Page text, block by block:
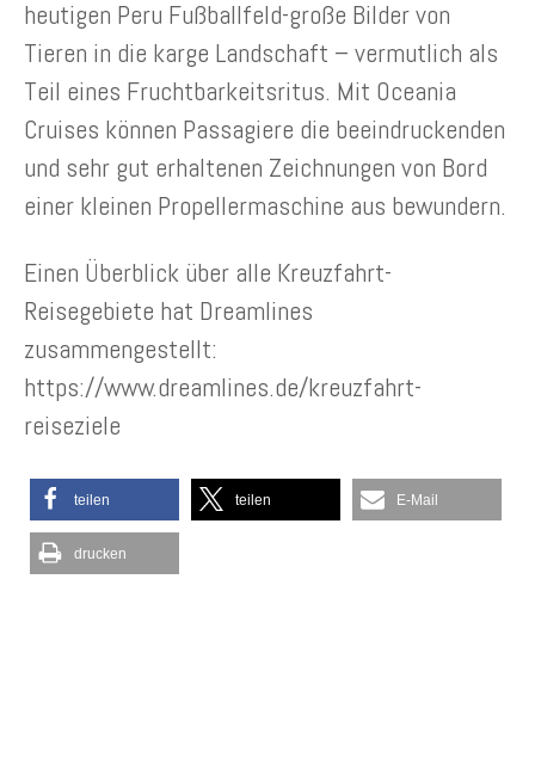
heutigen Peru Fußballfeld-große Bilder von
Tieren in die karge Landschaft – vermutlich als
Teil eines Fruchtbarkeitsritus. Mit Oceania
Cruises können Passagiere die beeindruckenden
und sehr gut erhaltenen Zeichnungen von Bord
einer kleinen Propellermaschine aus bewundern.
Einen Überblick über alle Kreuzfahrt-
Reisegebiete hat Dreamlines
zusammengestellt:
https://www.dreamlines.de/kreuzfahrt-
reiseziele
teilen teilen E-Mail
drucken